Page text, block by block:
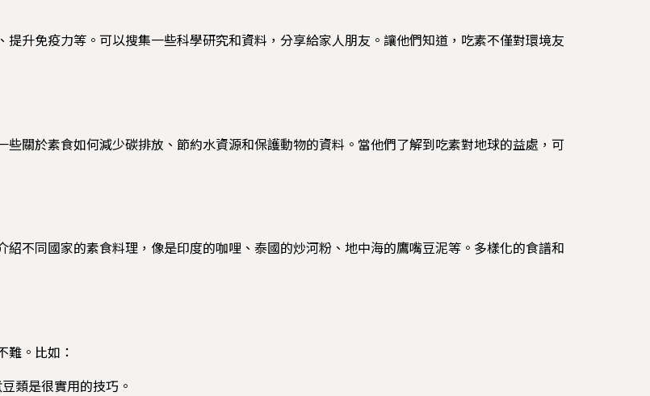
升免疫力等。可以搜集一些科學研究和資料，分享給家人朋友。讓他們知道，吃素不僅對環境友
關於素食如何減少碳排放、節約水資源和保護動物的資料。當他們了解到吃素對地球的益處，可
不同國家的素食料理，像是印度的咖哩、泰國的炒河粉、地中海的鷹嘴豆泥等。多樣化的食譜和
難。比如：
類是很實用的技巧。